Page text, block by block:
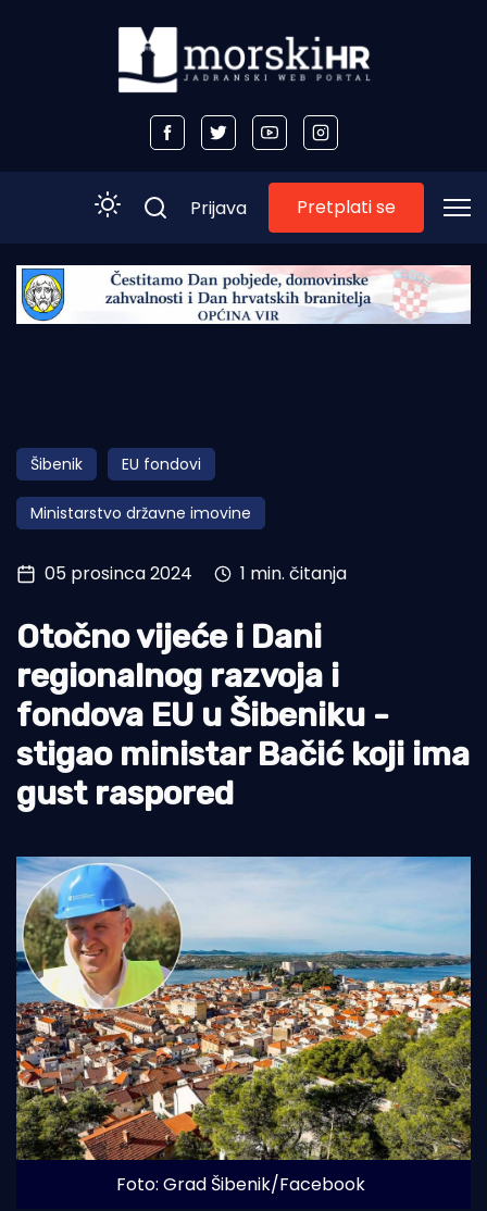
Početna
Otoci
Turizam i nautika
Pomorstvo
Ekologija
Tradicija i kultura
Prijava Pretplati se
Šibenik EU fondovi
Ministarstvo državne imovine
05 prosinca 2024 1 min. čitanja
Otočno vijeće i Dani
regionalnog razvoja i
fondova EU u Šibeniku -
stigao ministar Bačić koji ima
gust raspored
Foto: Grad Šibenik/Facebook